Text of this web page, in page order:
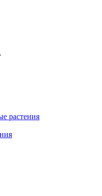
растения